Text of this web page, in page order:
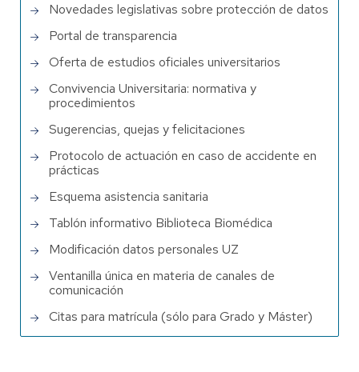
Novedades legislativas sobre protección de datos
Portal de transparencia
Oferta de estudios oficiales universitarios
Convivencia Universitaria: normativa y
procedimientos
Sugerencias, quejas y felicitaciones
Protocolo de actuación en caso de accidente en
prácticas
Esquema asistencia sanitaria
Tablón informativo Biblioteca Biomédica
Modificación datos personales UZ
Ventanilla única en materia de canales de
comunicación
Citas para matrícula (sólo para Grado y Máster)